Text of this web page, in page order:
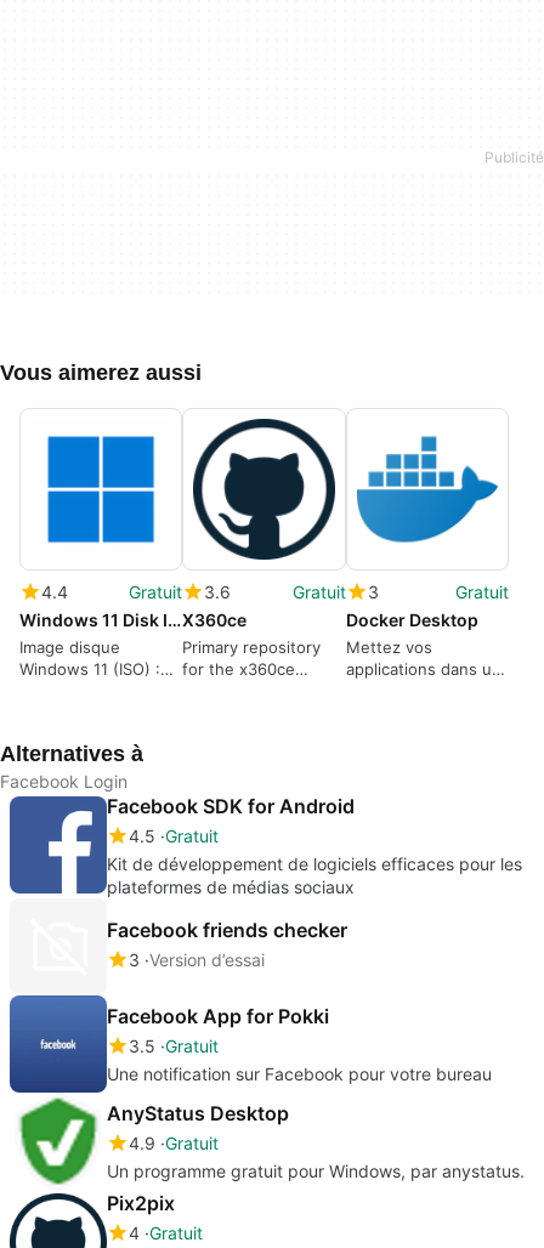
Vous aimerez aussi
4.4
Gratuit
Windows 11 Disk Image (ISO)
Image disque
Windows 11 (ISO) :
3.6
Gratuit
X360ce
Primary repository
for the x360ce
3
Gratuit
Docker Desktop
Mettez vos
applications dans un
Alternatives à
Facebook Login
Facebook SDK for Android
4.5 Gratuit
Kit de développement de logiciels efficaces pour les
plateformes de médias sociaux
Facebook friends checker
3 Version d’essai
Facebook App for Pokki
3.5 Gratuit
Une notification sur Facebook pour votre bureau
AnyStatus Desktop
4.9 Gratuit
Un programme gratuit pour Windows, par anystatus.
Pix2pix
4 Gratuit